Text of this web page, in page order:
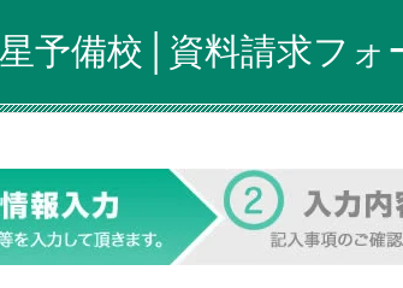
予備校│資料請求フォ